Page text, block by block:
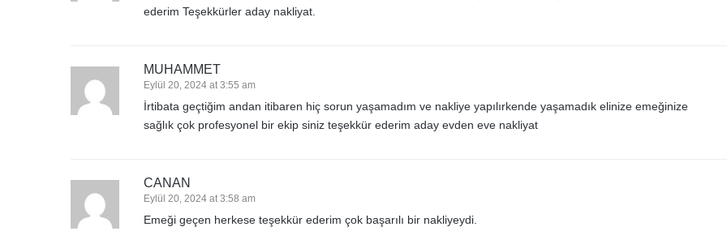
ederim Teşekkürler aday nakliyat.
MUHAMMET
Eylül 20, 2024 at 3:55 am
İrtibata geçtiğim andan itibaren hiç sorun yaşamadım ve nakliye yapılırkende yaşamadık elinize emeğinize
sağlık çok profesyonel bir ekip siniz teşekkür ederim aday evden eve nakliyat
CANAN
Eylül 20, 2024 at 3:58 am
Emeği geçen herkese teşekkür ederim çok başarılı bir nakliyeydi.